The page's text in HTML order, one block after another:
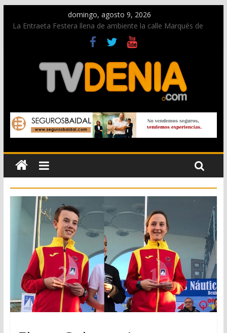
domingo, agosto 9, 2026
La Entraeta Festera llena de ambiente la calle Marqués de
Campo con la recepción a la Capitanía Cristiana
Dos personas fallecen en un grave accidente en la N-332
entre Benissa y Calp
Una nueva oportunidad para donar sangre en Cruz Roja
El bando moro protagonista en la Segunda Entraeta Festera
Paco Adsuar dona al Arxiu de Dénia más de 50.000 imágenes
de la memoria visual de la ciudad